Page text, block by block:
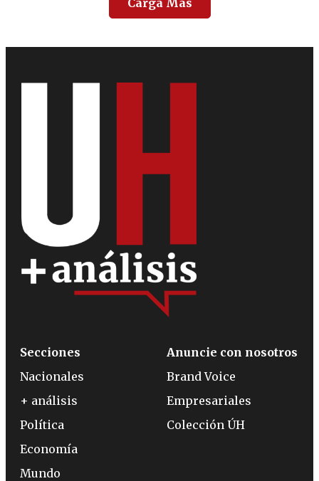
Carga Más
Secciones
Nacionales
+ análisis
Política
Economía
Mundo
Anuncie con nosotros
Brand Voice
Empresariales
Colección ÚH